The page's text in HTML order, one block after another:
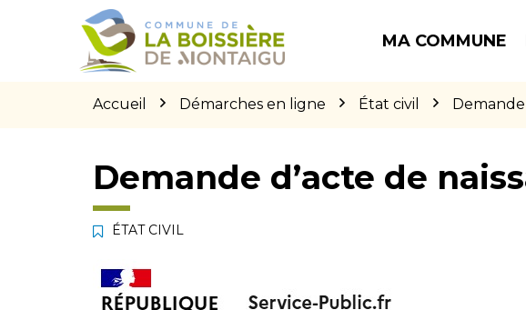
Gestion des traceurs
MA COMMUNE
Accueil Démarches en ligne État civil Demande
Demande d’acte de
ÉTAT CIVIL